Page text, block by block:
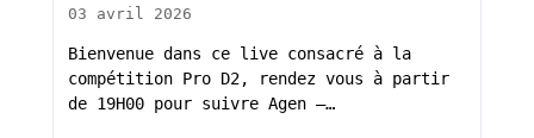
03 avril 2026
Bienvenue dans ce live consacré à la
compétition Pro D2, rendez vous à partir
de 19H00 pour suivre Agen –…